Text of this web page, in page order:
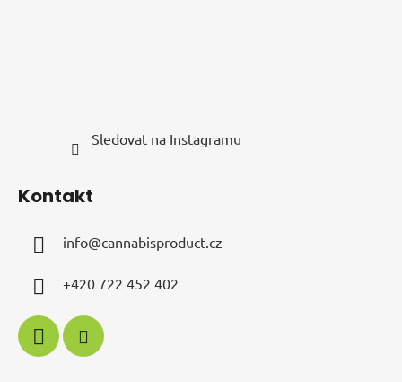
Sledovat na Instagramu
Kontakt
info@cannabisproduct.cz
+420 722 452 402